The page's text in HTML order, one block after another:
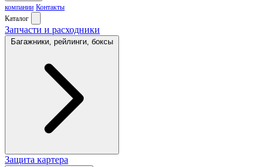
компании Контакты
Каталог
Запчасти и расходники
Багажники, рейлинги, боксы
Защита картера